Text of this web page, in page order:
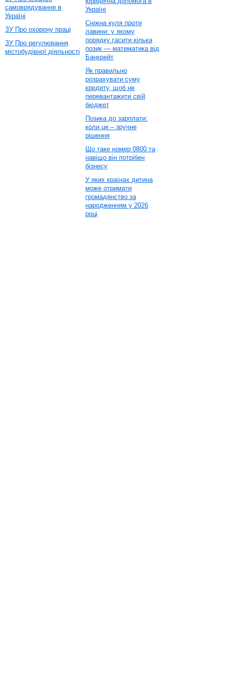
самоврядування в
Україні
ЗУ Про охорону праці
ЗУ Про регулювання
містобудівної діяльності
Україні
Сніжна куля проти
лавини: у якому
порядку гасити кілька
позик — математика від
Банкрейт
Як правильно
розрахувати суму
кредиту, щоб не
перевантажити свій
бюджет
Позика до зарплати:
коли це – зручне
рішення
Що таке номер 0800 та
навіщо він потрібен
бізнесу
У яких країнах дитина
може отримати
громадянство за
народженням у 2026
році